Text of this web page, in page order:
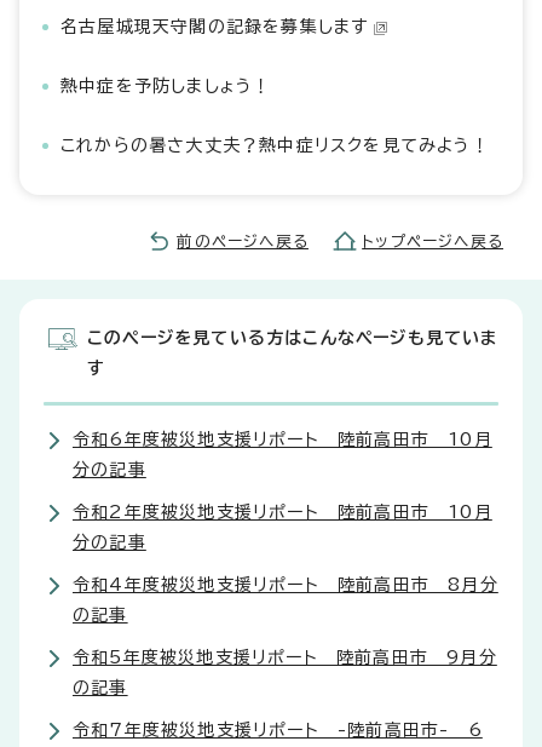
名古屋城現天守閣の記録を募集します
熱中症を予防しましょう！
これからの暑さ大丈夫？熱中症リスクを見てみよう！
前のページへ戻る トップページへ戻る
このページを見ている方はこんなページも見ていま
す
令和6年度被災地支援リポート 陸前高田市 10月
分の記事
令和2年度被災地支援リポート 陸前高田市 10月
分の記事
令和4年度被災地支援リポート 陸前高田市 8月分
の記事
令和5年度被災地支援リポート 陸前高田市 9月分
の記事
令和7年度被災地支援リポート -陸前高田市- 6